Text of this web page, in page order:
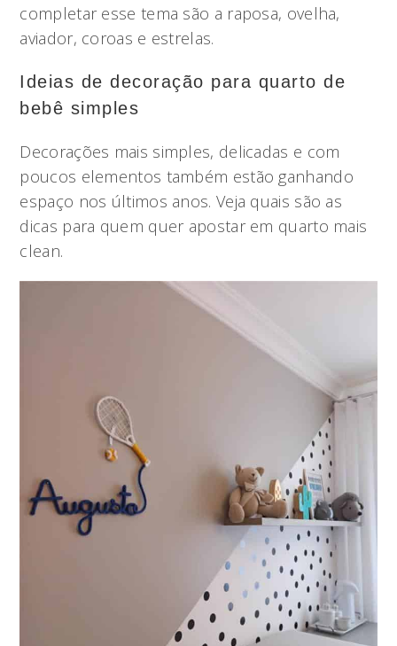
completar esse tema são a raposa, ovelha,
aviador, coroas e estrelas.
Ideias de decoração para quarto de
bebê simples
Decorações mais simples, delicadas e com
poucos elementos também estão ganhando
espaço nos últimos anos. Veja quais são as
dicas para quem quer apostar em quarto mais
clean.